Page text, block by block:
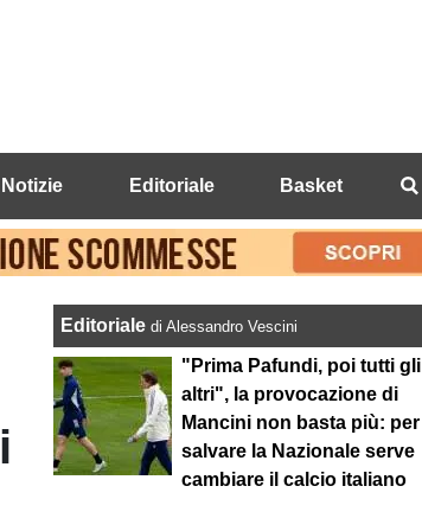
Notizie Editoriale Basket
Editorialedi Alessandro Vescini
"Prima Pafundi, poi tutti gli
altri", la provocazione di
Mancini non basta più: per
salvare la Nazionale serve
cambiare il calcio italiano